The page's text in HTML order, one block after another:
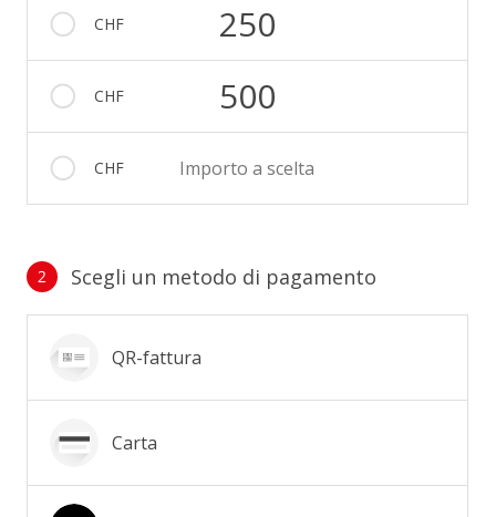
CHF 250
CHF 500
CHF Importo a scelta
2 Scegli un metodo di pagamento
QR-fattura
Carta